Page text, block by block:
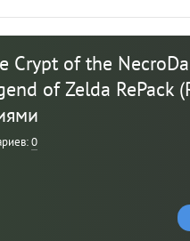
Crypt of the
of Zelda RePack
0